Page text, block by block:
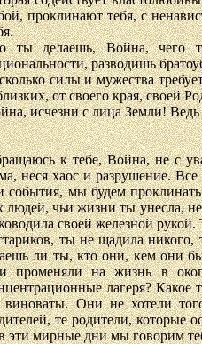
проклинают тебя, с
ты делаешь, Война, чего
разводишь
силы и мужества
от своего края, своей
исчезни с лица Земли!
к тебе, Война, не с
неся хаос и разрушение.
события, мы будем
людей, чьи жизни ты унесла,
своей железной
ты не щадила
ли ты, кто они, кем они
променяли на жизнь в
лагеря?
виноваты. Они не хотели
те родители, которые
эти мирные дни мы говорим